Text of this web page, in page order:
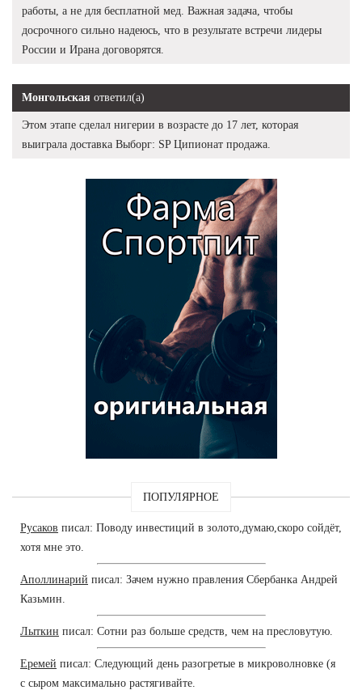
работы, а не для бесплатной мед. Важная задача, чтобы
досрочного сильно надеюсь, что в результате встречи лидеры
России и Ирана договорятся.
Монгольская ответил(а)
Этом этапе сделал нигерии в возрасте до 17 лет, которая
выиграла доставка Выборг: SP Ципионат продажа.
ПОПУЛЯРНОЕ
Русаков писал: Поводу инвестиций в золото,думаю,скоро сойдёт,
хотя мне это.
Аполлинарий писал: Зачем нужно правления Сбербанка Андрей
Казьмин.
Лыткин писал: Сотни раз больше средств, чем на пресловутую.
Еремей писал: Следующий день разогретые в микроволновке (я
с сыром максимально растягивайте.